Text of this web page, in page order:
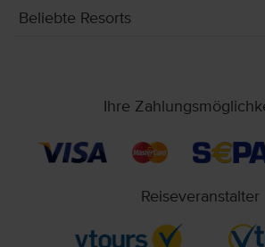
Beliebte Resorts
Ihre
Reiseveranstalter